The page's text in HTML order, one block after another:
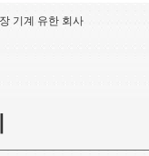
기계 유한 회사